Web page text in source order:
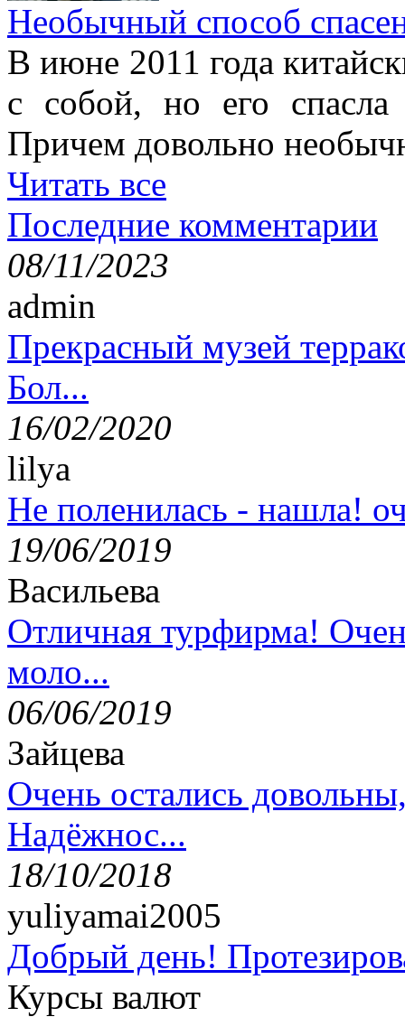
Необычный способ
В июне 2011 года
с собой, но его
Причем довольно
Читать все
Последние комментарии
08/11/2023
admin
Прекрасный музей
Бол...
16/02/2020
lilya
Не поленилась - нашла!
19/06/2019
Васильева
Отличная турфирма!
моло...
06/06/2019
Зайцева
Очень остались
Надёжнос...
18/10/2018
yuliyamai2005
Добрый день!
Курсы валют